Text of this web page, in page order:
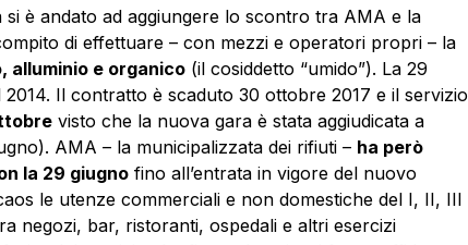
si è andato ad aggiungere lo scontro tra AMA e la
di effettuare – con mezzi e operatori propri – la
e organico(il cosiddetto “umido”). La 29
2014. Il contratto è scaduto 30 ottobre 2017 e il servizio
visto che la nuova gara è stata aggiudicata a
AMA – la municipalizzata dei rifiuti – ha però
la 29 giugnofino all’entrata in vigore del nuovo
le utenze commerciali e non domestiche del I, II, III
negozi, bar, ristoranti, ospedali e altri esercizi